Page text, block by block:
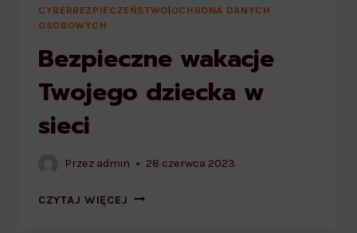
CYBERBEZPIECZEŃSTWO| OCHRONA DANYCH
OSOBOWYCH
Bezpieczne wakacje
Twojego dziecka w
sieci
Przez admin 28 czerwca 2023
CZYTAJ WIĘCEJ BEZPIECZNE